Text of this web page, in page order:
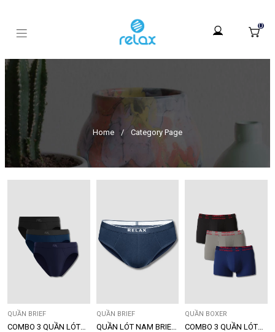
0
Home / Category Page
QUẦN BRIEF
COMBO 3 QUẦN LÓT
QUẦN BRIEF
QUẦN LÓT NAM BRIEF
QUẦN BOXER
COMBO 3 QUẦN LÓT